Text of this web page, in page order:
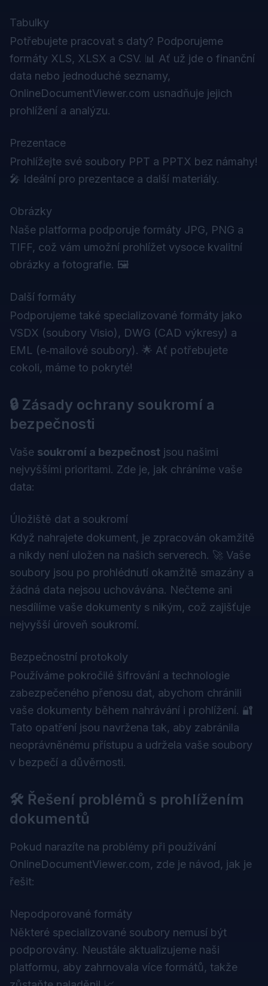
Tabulky
Potřebujete pracovat s daty? Podporujeme
formáty XLS, XLSX a CSV. 📊 Ať už jde o finanční
data nebo jednoduché seznamy,
OnlineDocumentViewer.com usnadňuje jejich
prohlížení a analýzu.
Prezentace
Prohlížejte své soubory PPT a PPTX bez námahy!
🎤 Ideální pro prezentace a další materiály.
Obrázky
Naše platforma podporuje formáty JPG, PNG a
TIFF, což vám umožní prohlížet vysoce kvalitní
obrázky a fotografie. 🖼️
Další formáty
Podporujeme také specializované formáty jako
VSDX (soubory Visio), DWG (CAD výkresy) a
EML (e‑mailové soubory). 🌟 Ať potřebujete
cokoli, máme to pokryté!
🔒 Zásady ochrany soukromí a
bezpečnosti
Vaše soukromí a bezpečnost jsou našimi
nejvyššími prioritami. Zde je, jak chráníme vaše
data:
Úložiště dat a soukromí
Když nahrajete dokument, je zpracován okamžitě
a nikdy není uložen na našich serverech. 🚀 Vaše
soubory jsou po prohlédnutí okamžitě smazány a
žádná data nejsou uchovávána. Nečteme ani
nesdílíme vaše dokumenty s nikým, což zajišťuje
nejvyšší úroveň soukromí.
Bezpečnostní protokoly
Používáme pokročilé šifrování a technologie
zabezpečeného přenosu dat, abychom chránili
vaše dokumenty během nahrávání i prohlížení. 🔐
Tato opatření jsou navržena tak, aby zabránila
neoprávněnému přístupu a udržela vaše soubory
v bezpečí a důvěrnosti.
🛠️ Řešení problémů s prohlížením
dokumentů
Pokud narazíte na problémy při používání
OnlineDocumentViewer.com, zde je návod, jak je
řešit:
Nepodporované formáty
Některé specializované soubory nemusí být
podporovány. Neustále aktualizujeme naši
platformu, aby zahrnovala více formátů, takže